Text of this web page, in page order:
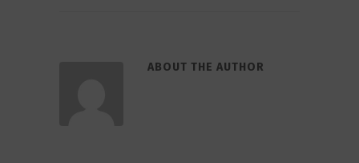
ABOUT THE AUTHOR